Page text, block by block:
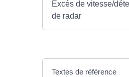
Excès de vitesse/
de radar
Textes de référence